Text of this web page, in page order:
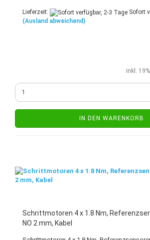
Lieferzeit:
Sofort
(Ausland abweichend)
inkl.
IN DEN WARENKORB
Schrittmotoren 4 x 1.8 Nm,
NO 2 mm, Kabel